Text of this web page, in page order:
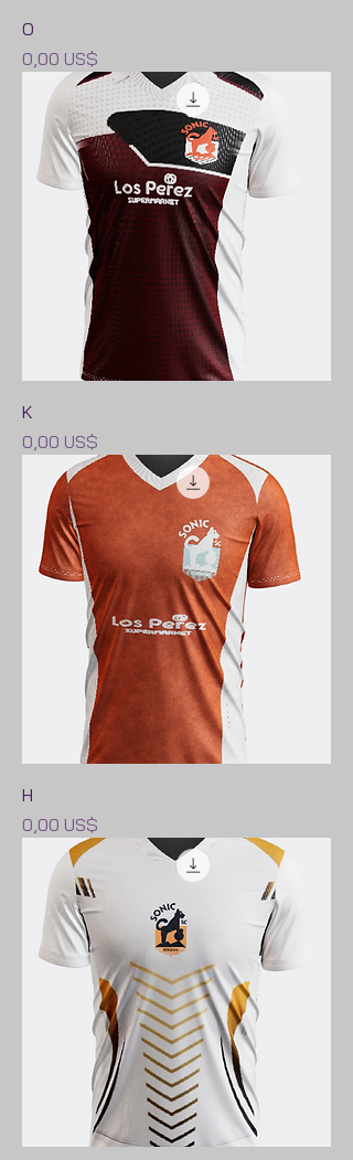
O
Precio
0,00 US$
K
Precio
0,00 US$
H
Precio
0,00 US$